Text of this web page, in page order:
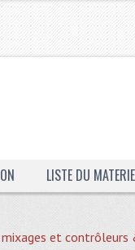
LISTE DU
mixages et contrôleurs